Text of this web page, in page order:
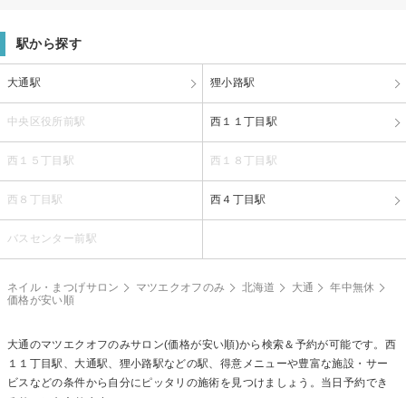
駅から探す
大通駅 狸小路駅
中央区役所前駅 西１１丁目駅
西１５丁目駅 西１８丁目駅
西８丁目駅 西４丁目駅
バスセンター前駅
ネイル・まつげサロン マツエクオフのみ 北海道 大通
年中無休
価格が安い順
大通のマツエクオフのみサロン(価格が安い順)から検索＆予約が可能です。西
１１丁目駅、大通駅、狸小路駅などの駅、得意メニューや豊富な施設・サー
ビスなどの条件から自分にピッタリの施術を見つけましょう。当日予約でき